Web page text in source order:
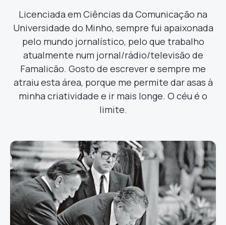
Licenciada em Ciências da Comunicação na
Universidade do Minho, sempre fui apaixonada
pelo mundo jornalístico, pelo que trabalho
atualmente num jornal/rádio/televisão de
Famalicão. Gosto de escrever e sempre me
atraiu esta área, porque me permite dar asas à
minha criatividade e ir mais longe. O céu é o
limite.